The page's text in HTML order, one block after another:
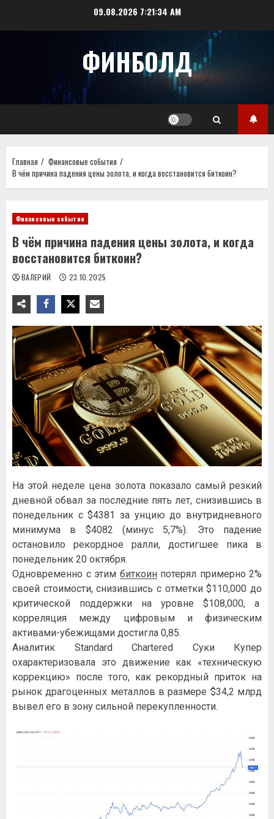
09.08.2026 7:21:34 AM
ФИНБОЛД
Главная
Финансовые события
В чём причина падения цены золота, и когда восстановится биткоин?
Финансовые события
В чём причина падения цены золота, и когда
восстановится биткоин?
ВАЛЕРИЙ 23.10.2025
На этой неделе цена золота показало самый резкий
дневной обвал за последние пять лет, снизившись в
понедельник с $4381 за унцию до внутридневного
минимума в $4082 (минус 5,7%). Это падение
остановило рекордное ралли, достигшее пика в
понедельник 20 октября.
Одновременно с этим биткоинпотерял примерно 2%
своей стоимости, снизившись с отметки $110,000 до
критической поддержки на уровне $108,000, а
корреляция между цифровым и физическим
активами-убежищами достигла 0,85.
Аналитик Standard Chartered Суки Купер
охарактеризовала это движение как «техническую
коррекцию» после того, как рекордный приток на
рынок драгоценных металлов в размере $34,2 млрд
вывел его в зону сильной перекупленности.